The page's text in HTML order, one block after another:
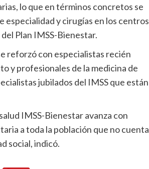
lo que en términos concretos se
especialidad y cirugías en los centros
Plan IMSS-Bienestar.
reforzó con especialistas recién
y profesionales de la medicina de
jubilados del IMSS que están
IMSS-Bienestar avanza con
a toda la población que no cuenta
social, indicó.